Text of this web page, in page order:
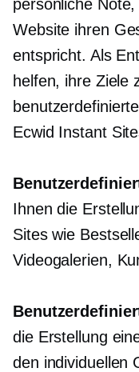
persönliche
Website ihren
entspricht. Als
helfen, ihre Ziele
Ecwid Instant
Ihnen die
Sites wie
Videogalerien,
die Erstellung
den individuellen